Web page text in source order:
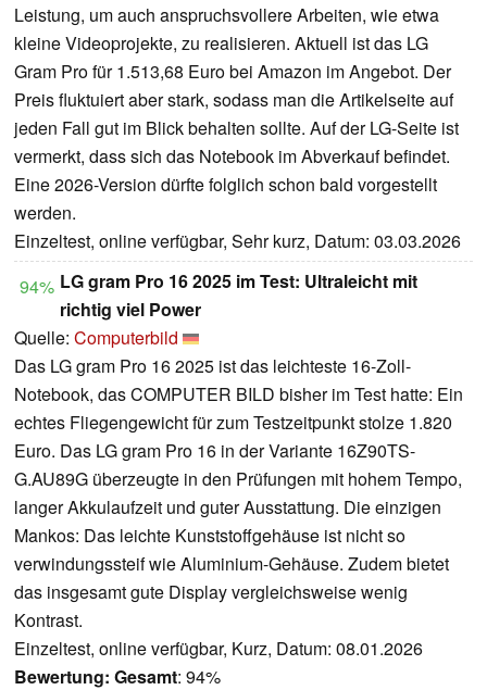
Leistung, um auch anspruchsvollere Arbeiten, wie etwa
kleine Videoprojekte, zu realisieren. Aktuell ist das LG
Gram Pro für 1.513,68 Euro bei Amazon im Angebot. Der
Preis fluktuiert aber stark, sodass man die Artikelseite auf
jeden Fall gut im Blick behalten sollte. Auf der LG-Seite ist
vermerkt, dass sich das Notebook im Abverkauf befindet.
Eine 2026-Version dürfte folglich schon bald vorgestellt
werden.
Einzeltest, online verfügbar, Sehr kurz, Datum: 03.03.2026
94% LG gram Pro 16 2025 im Test: Ultraleicht mit
richtig viel Power
Quelle: Computerbild
Das LG gram Pro 16 2025 ist das leichteste 16-Zoll-
Notebook, das COMPUTER BILD bisher im Test hatte: Ein
echtes Fliegengewicht für zum Testzeitpunkt stolze 1.820
Euro. Das LG gram Pro 16 in der Variante 16Z90TS-
G.AU89G überzeugte in den Prüfungen mit hohem Tempo,
langer Akkulaufzeit und guter Ausstattung. Die einzigen
Mankos: Das leichte Kunststoffgehäuse ist nicht so
verwindungssteif wie Aluminium-Gehäuse. Zudem bietet
das insgesamt gute Display vergleichsweise wenig
Kontrast.
Einzeltest, online verfügbar, Kurz, Datum: 08.01.2026
Bewertung: Gesamt: 94%